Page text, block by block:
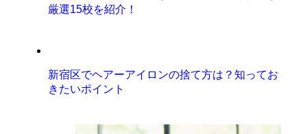
厳選15校を紹介！
新宿区でヘアーアイロンの捨て方は？知ってお
きたいポイント